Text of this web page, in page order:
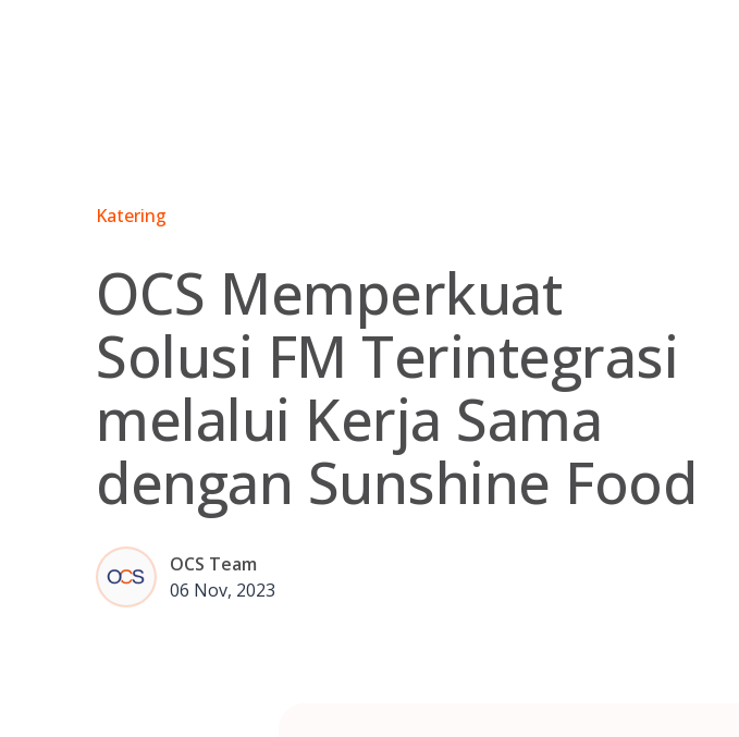
Katering
OCS Memperkuat
Solusi FM Terintegrasi
melalui Kerja Sama
dengan Sunshine Food
OCS Team
06 Nov, 2023